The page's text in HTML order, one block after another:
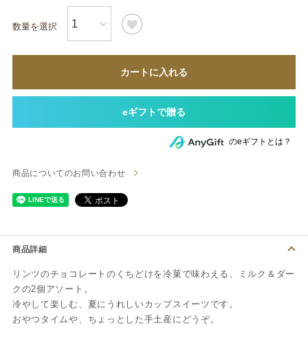
カートに入れる
のeギフトとは？
商品についてのお問い合わせ
商品詳細
リンツのチョコレートのくちどけを冷菓で味わえる、ミルク＆ダー
クの2個アソート。
冷やして楽しむ、夏にうれしいカップスイーツです。
おやつタイムや、ちょっとした手土産にどうぞ。